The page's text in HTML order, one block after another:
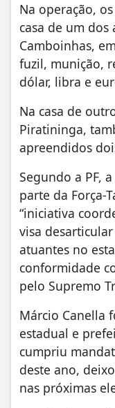
Na operação,
casa de um
Camboinhas,
fuzil, munição,
dólar, libra e
Na casa de
Piratininga,
apreendidos
Segundo a PF,
parte da Força-
“iniciativa
visa
atuantes no
conformidade
pelo Supremo
Márcio Canella
estadual e
cumpriu
deste ano,
nas próximas